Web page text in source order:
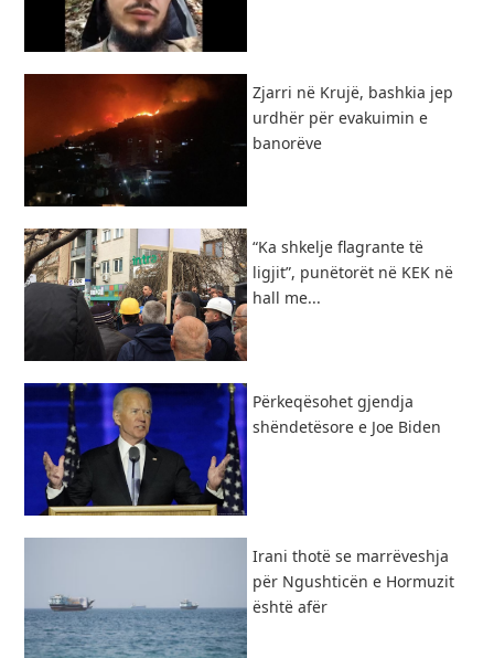
Zjarri në Krujë, bashkia jep
urdhër për evakuimin e
banorëve
“Ka shkelje flagrante të
ligjit”, punëtorët në KEK në
hall me...
Përkeqësohet gjendja
shëndetësore e Joe Biden
Irani thotë se marrëveshja
për Ngushticën e Hormuzit
është afër